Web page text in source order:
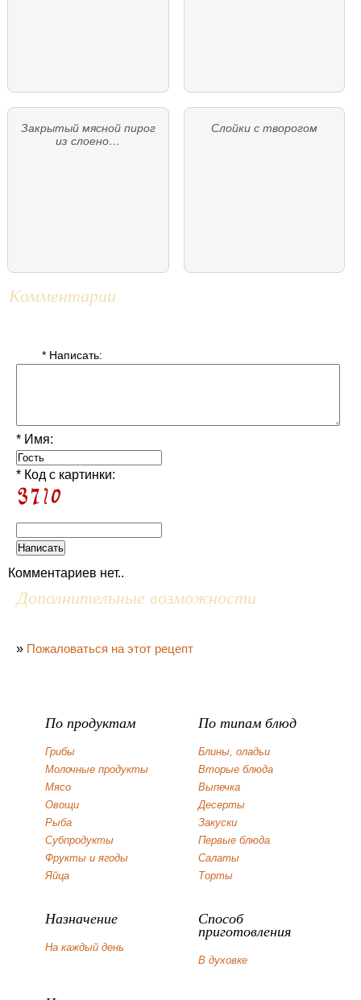
Закрытый мясной пирог
из слоено…
Слойки с творогом
Комментарии
* Написать:
* Имя:
* Код с картинки:
Комментариев нет..
Дополнительные возможности
» Пожаловаться на этот рецепт
По продуктам
Грибы
Молочные продукты
Мясо
Овощи
Рыба
Субпродукты
Фрукты и ягоды
Яйца
По типам блюд
Блины, оладьи
Вторые блюда
Выпечка
Десерты
Закуски
Первые блюда
Салаты
Торты
Назначение
На каждый день
Способ
приготовления
В духовке